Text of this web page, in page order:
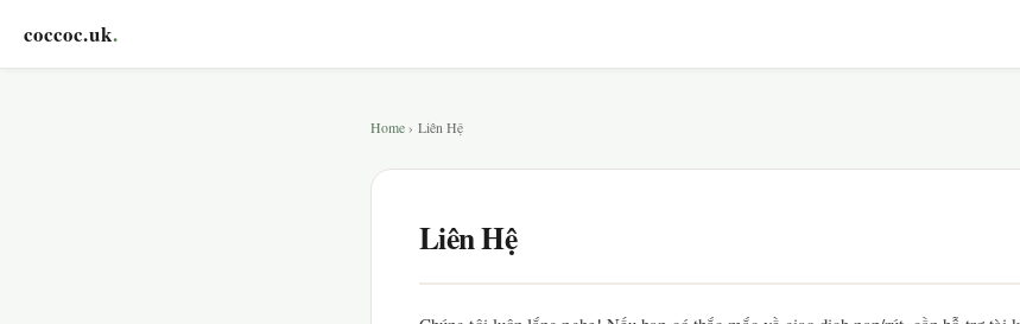
coccoc.uk.
Home › Liên Hệ
Liên Hệ